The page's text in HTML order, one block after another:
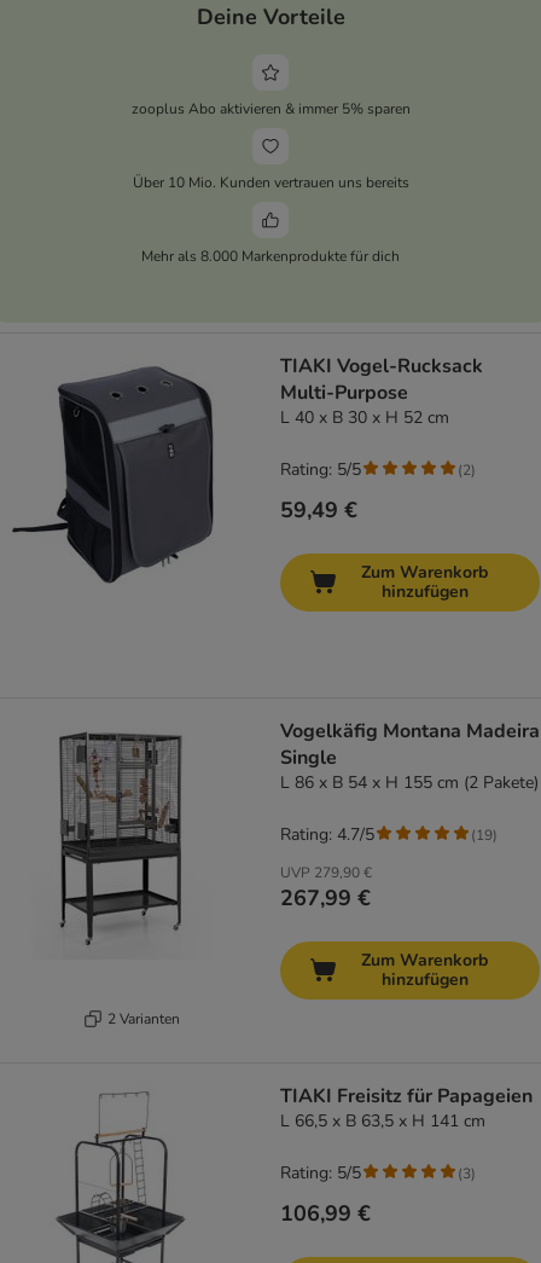
Deine Vorteile
zooplus Abo aktivieren & immer 5% sparen
Über 10 Mio. Kunden vertrauen uns bereits
Mehr als 8.000 Markenprodukte für dich
TIAKI Vogel-Rucksack
Multi-Purpose
L 40 x B 30 x H 52 cm
59,49 €
Rating: 5/5 (2)
Zum Warenkorb
hinzufügen
2 Varianten
Vogelkäfig Montana Madeira
Single
L 86 x B 54 x H 155 cm (2 Pakete)
UVP 279,90 €
267,99 €
Rating: 4.7/5 (19)
Zum Warenkorb
hinzufügen
TIAKI Freisitz für Papageien
L 66,5 x B 63,5 x H 141 cm
106,99 €
Rating: 5/5 (3)